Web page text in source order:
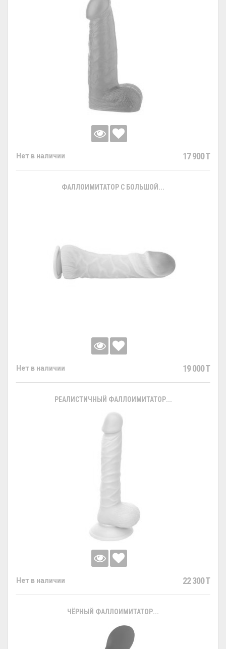
Нет в наличии 17 900 T
ФАЛЛОИМИТАТОР С БОЛЬШОЙ...
Нет в наличии 19 000 T
РЕАЛИСТИЧНЫЙ ФАЛЛОИМИТАТОР...
Нет в наличии 22 300 T
ЧЁРНЫЙ ФАЛЛОИМИТАТОР...